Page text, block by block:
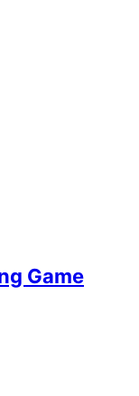
Game